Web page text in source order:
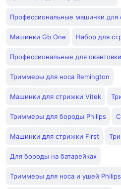
Профессиональные машинки для
Машинки Gb One Набор для
Профессиональные для окантовки
Триммеры для носа Remington
Машинки для стрижки Vitek
Триммеры для бороды Philips
Машинки для стрижки First
Для бороды на батарейках
Триммеры для носа и ушей Philips